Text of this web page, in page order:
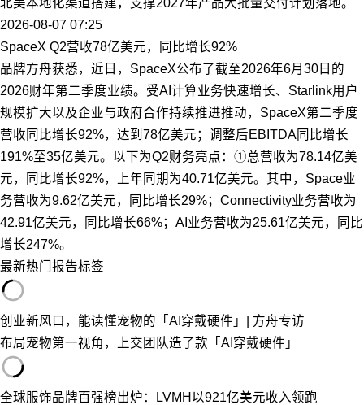
2026-08-07 07:25
SpaceX Q2营收78亿美元，同比增长92%
品牌方舟获悉，近日，SpaceX公布了截至2026年6月30日的
2026财年第二季度业绩。受AI计算业务快速增长、Starlink用户
规模扩大以及企业与政府合作持续推进推动，SpaceX第二季度
营收同比增长92%，达到78亿美元；调整后EBITDA同比增长
191%至35亿美元。以下为Q2财务亮点：①总营收为78.14亿美
元，同比增长92%，上年同期为40.71亿美元。其中，Space业
务营收为9.62亿美元，同比增长29%；Connectivity业务营收为
42.91亿美元，同比增长66%；AI业务营收为25.61亿美元，同比
增长247%。
最新热门 报告标签
创业新风口，能读懂宠物的「AI穿戴硬件」| 方舟专访
布局宠物第一视角，上交团队造了款「AI穿戴硬件」
全球服饰品牌百强榜出炉：LVMH以921亿美元收入领跑